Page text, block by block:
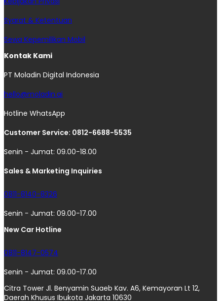
Syarat & Ketentuan
Sewa Kepemilikan Mobil
Kontak Kami
PT Moladin Digital Indonesia
hello@moladin.ai
Hotline WhatsApp
Customer Service: 0812-6688-5535
Senin - Jumat: 09.00-18.00
Sales & Marketing Inquiries
0811-8140-8326
Senin - Jumat: 09.00-17.00
New Car Hotline
0811-8147-0574
Senin - Jumat: 09.00-17.00
Citra Tower Jl. Benyamin Suaeb Kav. A6, Kemayoran Lt 12,
Daerah Khusus Ibukota Jakarta 10630